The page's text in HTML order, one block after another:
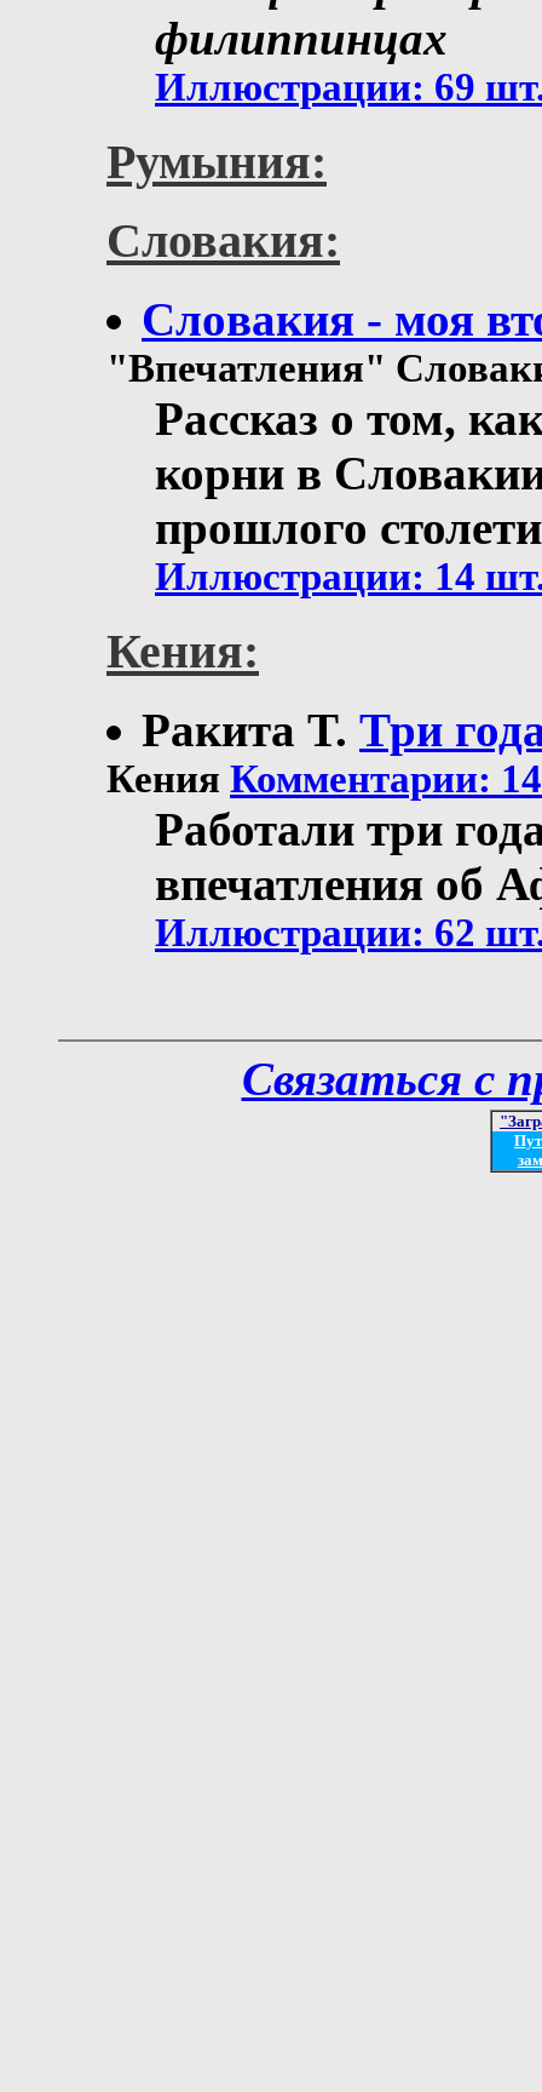
филиппинцах
Иллюстрации: 69
Румыния:
Словакия:
Слoвакия - моя
"Впечатления"
Рассказ о том,
корни в
прошлого
Иллюстрации: 14
Кения:
Ракита T. Три
Кения Комментарии:
Работали три
впечатления об
Иллюстрации: 62
Связаться с